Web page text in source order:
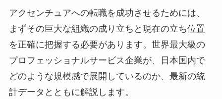
アクセンチュアへの転職を成功させるためには、
まずその巨大な組織の成り立ちと現在の立ち位置
を正確に把握する必要があります。世界最大級の
プロフェッショナルサービス企業が、日本国内で
どのような規模感で展開しているのか、最新の統
計データとともに解説します。